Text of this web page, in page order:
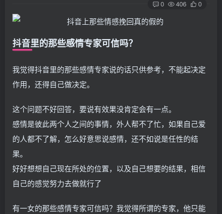
0 406 0
抖音里的那些感情专家可信吗？
我觉得抖音里的那些感情专家说的话只供参考，不能起决定
作用，还得自己做决定。
这个问题不好回答，要说有效果没肯定会有一点。
感情是彼此两个人之间的事情，外人帮不了忙，如果自己爱
的人都不了解，怎么好意思说感情，还不如说是任性的结
果。
好好想想自己现在所处的位置，以及自己想要的结果，相信
自己的感觉努力去做就行了
有一女的那些感情专家可信吗？我觉得所谓的专家，他只能